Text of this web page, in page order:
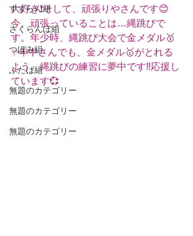
すずらん組
さくらんぼ組
つぼみ組
ふたば組
無題のカテゴリー
無題のカテゴリー
無題のカテゴリー
大好き❗️そして、頑張りやさんです😊
今、頑張っていることは…縄跳びで
す。年少時、縄跳び大会で金メダル🥇
✨年中さんでも、金メダル🥇がとれる
よう、縄跳びの練習に夢中です‼️応援し
ています💞